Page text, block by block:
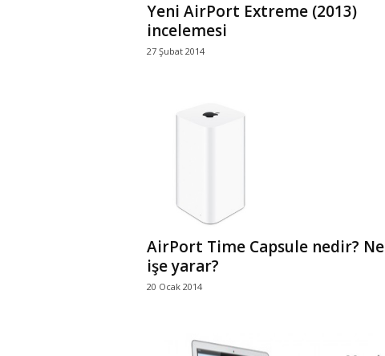
Yeni AirPort Extreme (2013)
incelemesi
27 Şubat 2014
AirPort Time Capsule nedir? Ne
işe yarar?
20 Ocak 2014